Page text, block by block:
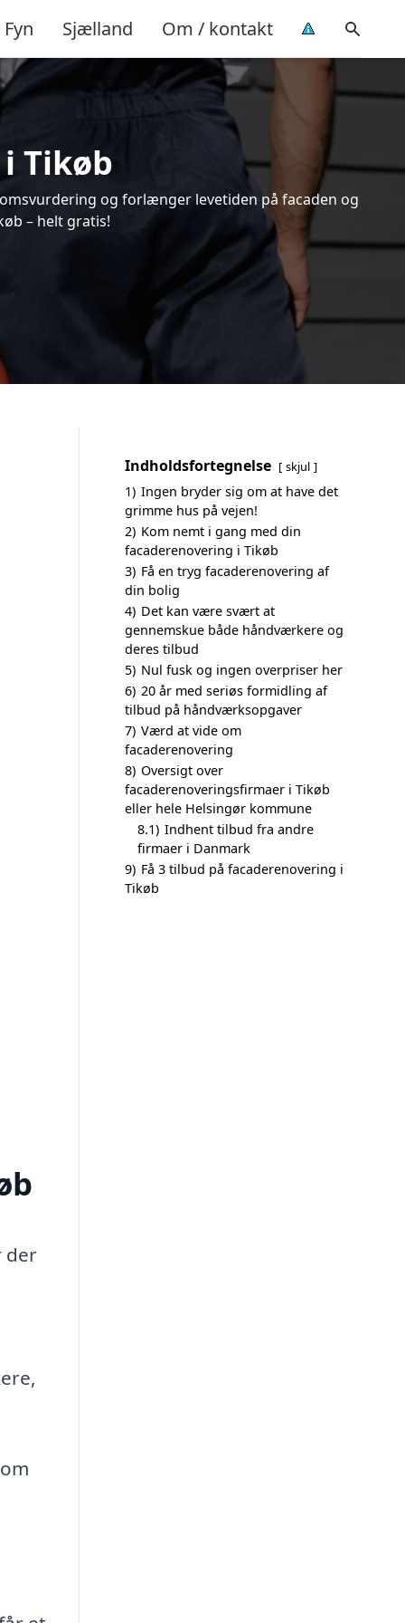
Fyn Sjælland Om / kontakt
Tikøb
og forlænger levetiden på facaden og
– helt gratis!
der
Indholdsfortegnelse skjul
1) Ingen bryder sig om at have det
grimme hus på vejen!
2) Kom nemt i gang med din
facaderenovering i Tikøb
3) Få en tryg facaderenovering af
din bolig
4) Det kan være svært at
gennemskue både håndværkere og
deres tilbud
5) Nul fusk og ingen overpriser her
6) 20 år med seriøs formidling af
tilbud på håndværksopgaver
7) Værd at vide om
facaderenovering
8) Oversigt over
facaderenoveringsfirmaer i Tikøb
eller hele Helsingør kommune
8.1) Indhent tilbud fra andre
firmaer i Danmark
9) Få 3 tilbud på facaderenovering i
Tikøb